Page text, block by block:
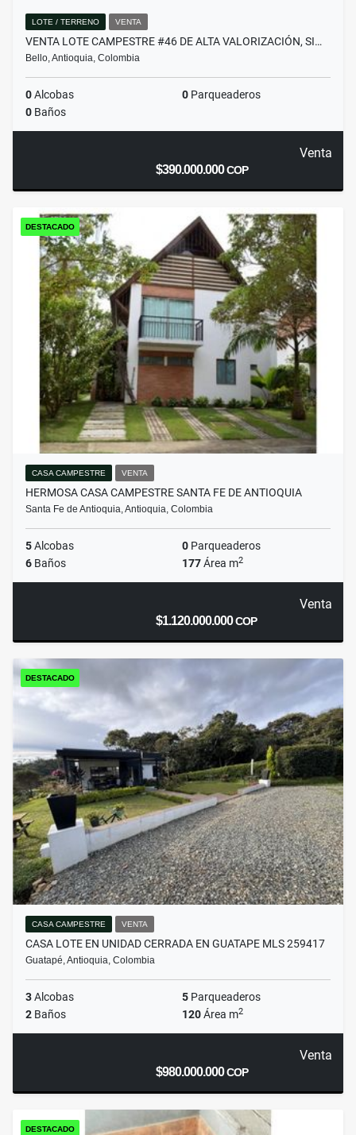
LOTE / TERRENO VENTA
VENTA LOTE CAMPESTRE #46 DE ALTA VALORIZACIÓN, SI…
Bello, Antioquia, Colombia
0Alcobas 0 Parqueaderos
0 Baños
Venta
$390.000.000COP
DESTACADO
CASA CAMPESTRE VENTA
HERMOSA CASA CAMPESTRE SANTA FE DE ANTIOQUIA
Santa Fe de Antioquia, Antioquia, Colombia
5Alcobas 0 Parqueaderos
6 Baños 177Área m2
Venta
$1.120.000.000COP
DESTACADO
CASA CAMPESTRE VENTA
CASA LOTE EN UNIDAD CERRADA EN GUATAPE MLS 259417
Guatapé, Antioquia, Colombia
3Alcobas 5 Parqueaderos
2 Baños 120Área m2
Venta
$980.000.000COP
DESTACADO